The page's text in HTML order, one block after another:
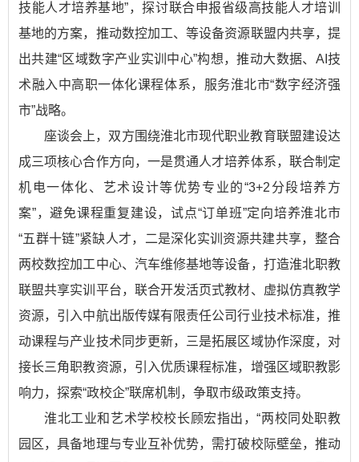
技能人才培养基地”，探讨联合申报省级高技能人才培训
基地的方案，推动数控加工、等设备资源联盟内共享，提
出共建“区域数字产业实训中心”构想，推动大数据、AI技
术融入中高职一体化课程体系，服务淮北市“数字经济强
市”战略。
座谈会上，双方围绕淮北市现代职业教育联盟建设达
成三项核心合作方向，一是贯通人才培养体系，联合制定
机电一体化、艺术设计等优势专业的“3+2分段培养方
案”，避免课程重复建设，试点“订单班”定向培养淮北市
“五群十链”紧缺人才，二是深化实训资源共建共享，整合
两校数控加工中心、汽车维修基地等设备，打造淮北职教
联盟共享实训平台，联合开发活页式教材、虚拟仿真教学
资源，引入中航出版传媒有限责任公司行业技术标准，推
动课程与产业技术同步更新，三是拓展区域协作深度，对
接长三角职教资源，引入优质课程标准，增强区域职教影
响力，探索“政校企”联席机制，争取市级政策支持。
淮北工业和艺术学校校长顾宏指出，“两校同处职教
园区，具备地理与专业互补优势，需打破校际壁垒，推动